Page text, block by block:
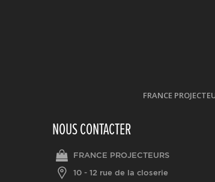
FRANCE
NOUS CONTACTER
FRANCE PROJECTEURS
10 - 12 rue de la closerie